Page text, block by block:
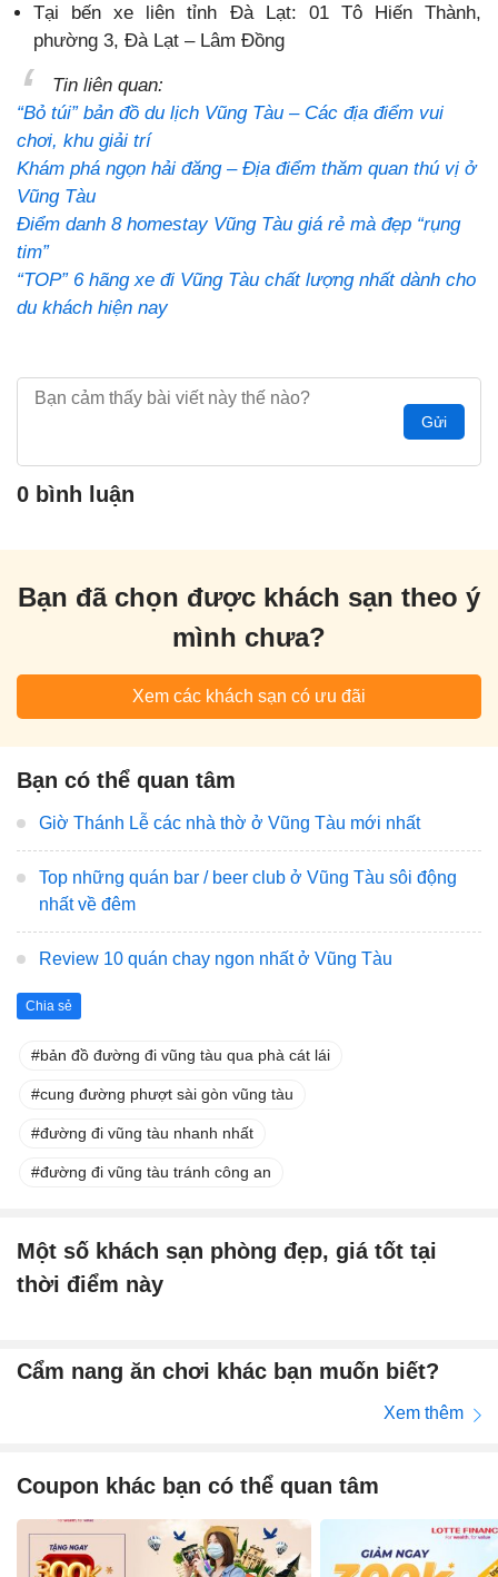
Tại bến xe liên tỉnh Đà Lạt: 01 Tô Hiến Thành,
phường 3, Đà Lạt – Lâm Đồng
Tin liên quan:
“Bỏ túi” bản đồ du lịch Vũng Tàu – Các địa điểm vui
chơi, khu giải trí
Khám phá ngọn hải đăng – Địa điểm thăm quan thú vị ở
Vũng Tàu
Điểm danh 8 homestay Vũng Tàu giá rẻ mà đẹp “rụng
tim”
“TOP” 6 hãng xe đi Vũng Tàu chất lượng nhất dành cho
du khách hiện nay
Gửi
0 bình luận
Bạn đã chọn được khách sạn theo ý
mình chưa?
Xem các khách sạn có ưu đãi
Bạn có thể quan tâm
Giờ Thánh Lễ các nhà thờ ở Vũng Tàu mới nhất
Top những quán bar / beer club ở Vũng Tàu sôi động
nhất về đêm
Review 10 quán chay ngon nhất ở Vũng Tàu
Chia sẻ
bản đồ đường đi vũng tàu qua phà cát lái
cung đường phượt sài gòn vũng tàu
đường đi vũng tàu nhanh nhất
đường đi vũng tàu tránh công an
Một số khách sạn phòng đẹp, giá tốt tại
thời điểm này
Cẩm nang ăn chơi khác bạn muốn biết?
Xem thêm
Coupon khác bạn có thể quan tâm